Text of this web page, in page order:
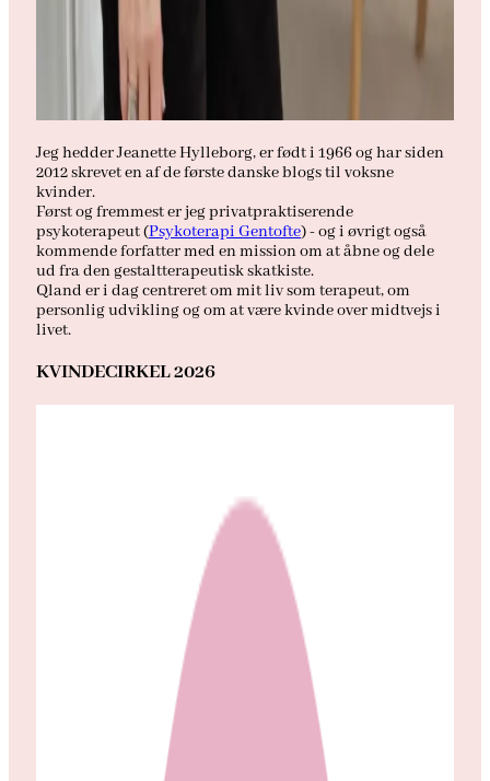
Jeg hedder Jeanette Hylleborg, er født i 1966 og har siden
2012 skrevet en af de første danske blogs til voksne
kvinder.
Først og fremmest er jeg privatpraktiserende
psykoterapeut (Psykoterapi Gentofte) - og i øvrigt også
kommende forfatter med en mission om at åbne og dele
ud fra den gestaltterapeutisk skatkiste.
Qland er i dag centreret om mit liv som terapeut, om
personlig udvikling og om at være kvinde over midtvejs i
livet.
KVINDECIRKEL 2026